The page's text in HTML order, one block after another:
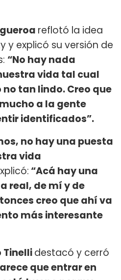
reflotó la idea
y explicó su versión de
“No hay nada
vida tal cual
no tan lindo. Creo que
a la gente
identificados”.
no hay una puesta
vida
“Acá hay una
real, de mí y de
creo que ahí va
más interesante
Tinellidestacó y cerró
que entrar en